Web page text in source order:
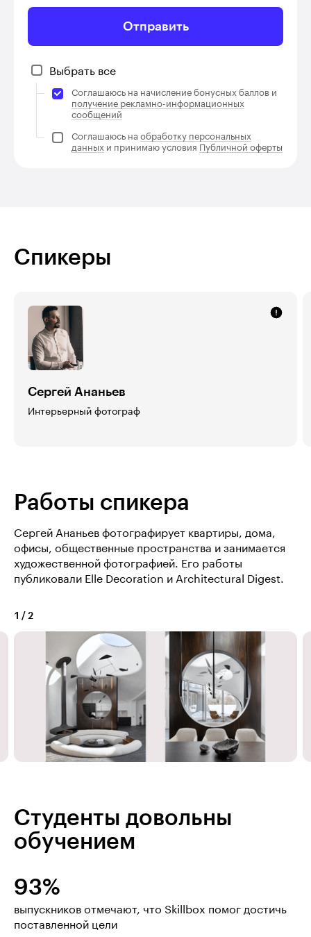
Отправить
Выбрать все
Соглашаюсь на начисление бонусных баллов и
получение рекламно-информационных
сообщений
Соглашаюсь на обработку персональных
данных и принимаю условия Публичной оферты
Спикеры
Сергей Ананьев
Интерьерный фотограф
Работы спикера
Сергей Ананьев фотографирует квартиры, дома,
офисы, общественные пространства и занимается
художественной фотографией. Его работы
публиковали Elle Decoration и Architectural Digest.
1 / 2
Студенты довольны
обучением
93%
выпускников отмечают, что Skillbox помог достичь
поставленной цели